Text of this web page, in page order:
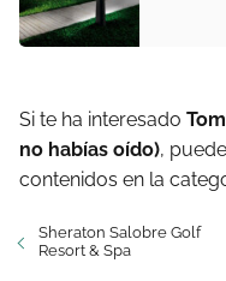
Si te ha interesado
no habías oído),
contenidos en la
Sheraton Salobre Golf
Resort & Spa